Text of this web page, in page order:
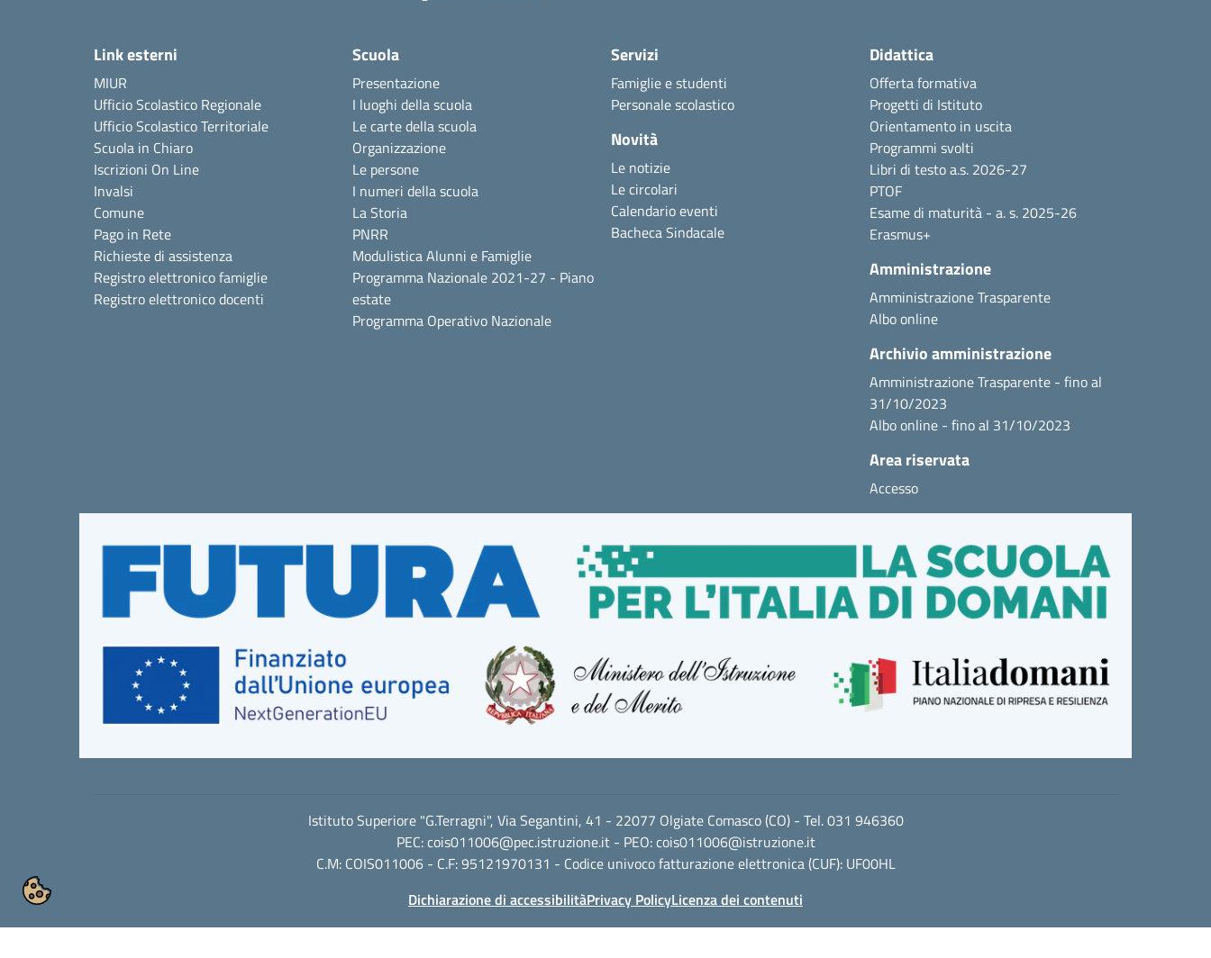
Link esterni
MIUR
Ufficio Scolastico Regionale
Ufficio Scolastico Territoriale
Scuola in Chiaro
Iscrizioni On Line
Invalsi
Comune
Pago in Rete
Richieste di assistenza
Registro elettronico famiglie
Registro elettronico docenti
Scuola
Presentazione
I luoghi della scuola
Le carte della scuola
Organizzazione
Le persone
I numeri della scuola
La Storia
PNRR
Modulistica Alunni e Famiglie
Programma Nazionale 2021-27 - Piano
estate
Programma Operativo Nazionale
Servizi
Famiglie e studenti
Personale scolastico
Novità
Le notizie
Le circolari
Calendario eventi
Bacheca Sindacale
Didattica
Offerta formativa
Progetti di Istituto
Orientamento in uscita
Programmi svolti
Libri di testo a.s. 2026-27
PTOF
Esame di maturità - a. s. 2025-26
Erasmus+
Amministrazione
Amministrazione Trasparente
Albo online
Archivio amministrazione
Amministrazione Trasparente - fino al
31/10/2023
Albo online - fino al 31/10/2023
Area riservata
Accesso
Istituto Superiore "G.Terragni", Via Segantini, 41 - 22077 Olgiate Comasco (CO) - Tel. 031 946360
PEC:cois011006@pec.istruzione.it- PEO:cois011006@istruzione.it
C.M: COIS011006 - C.F: 95121970131 - Codice univoco fatturazione elettronica (CUF): UF00HL
Dichiarazione di accessibilitàPrivacy PolicyLicenza dei contenuti